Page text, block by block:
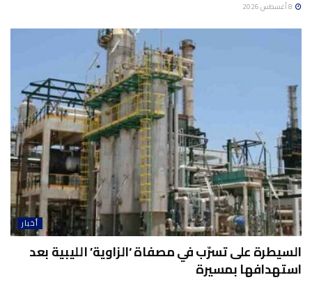
أخبار
السيطرة على تسرّب في مصفاة ‘الزاوية’ الليبية بعد
استهدافها بمسيرة